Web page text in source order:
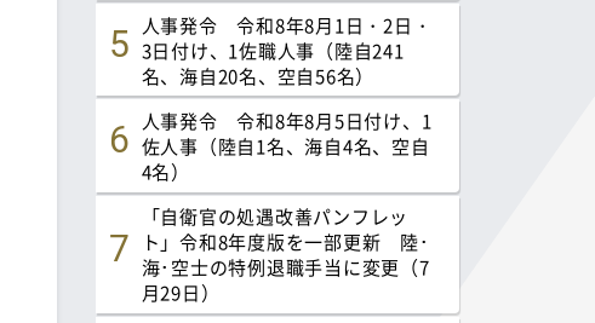
人事発令 令和8年8月1日・2日・
3日付け、1佐職人事（陸自241
名、海自20名、空自56名）
人事発令 令和8年8月5日付け、1
佐人事（陸自1名、海自4名、空自
4名）
「自衛官の処遇改善パンフレッ
ト」令和8年度版を一部更新 陸･
海･空士の特例退職手当に変更（7
月29日）